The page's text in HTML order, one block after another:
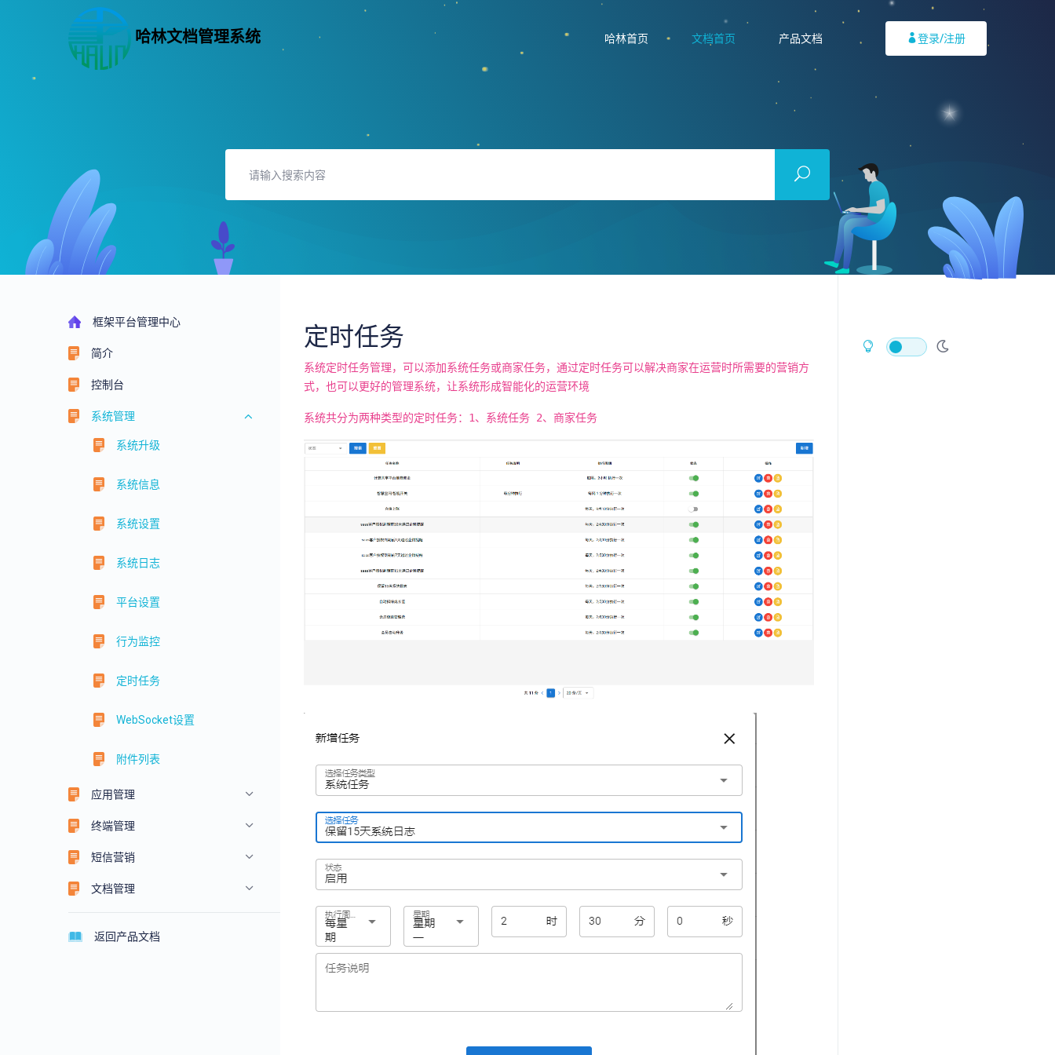
哈林文档管理系统 哈林首页 文档首页 产品文档 登录/注册
框架平台管理中心
简介
控制台
系统管理
系统升级
系统信息
系统设置
系统日志
平台设置
行为监控
定时任务
WebSocket设置
附件列表
应用管理
终端管理
短信营销
文档管理
返回产品文档
定时任务
系统定时任务管理，可以添加系统任务或商家任务，通过定时任务可以解决商家在运营时所需要的营销方
式，也可以更好的管理系统，让系统形成智能化的运营环境
系统共分为两种类型的定时任务：1、系统任务 2、商家任务